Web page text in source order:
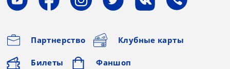
Партнерство Клубные карты
Билеты Фаншоп